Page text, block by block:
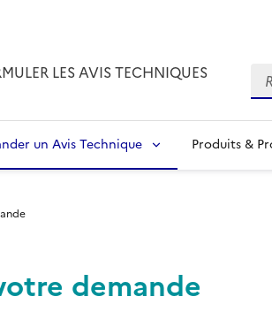
LES AVIS TECHNIQUES
un Avis Technique Produits &
demande